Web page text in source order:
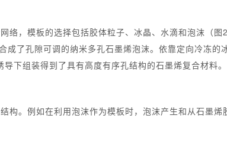
络，模板的选择包括胶体粒子、冰晶、水滴和泡沫（
了孔隙可调的纳米多孔石墨烯泡沫。依靠定向冷冻
下组装得到了具有高度有序孔结构的石墨烯复合材料。
构。例如在利用泡沫作为模板时，泡沫产生和从石墨